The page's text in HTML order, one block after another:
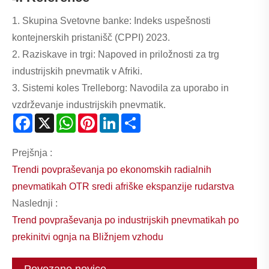
1. Skupina Svetovne banke: Indeks uspešnosti
kontejnerskih pristanišč (CPPI) 2023.
2. Raziskave in trgi: Napoved in priložnosti za trg
industrijskih pnevmatik v Afriki.
3. Sistemi koles Trelleborg: Navodila za uporabo in
vzdrževanje industrijskih pnevmatik.
Facebook
X WhatsAppPinterestLinkedIn
Prejšnja :
Trendi povpraševanja po ekonomskih radialnih
pnevmatikah OTR sredi afriške ekspanzije rudarstva
Naslednji :
Trend povpraševanja po industrijskih pnevmatikah po
prekinitvi ognja na Bližnjem vzhodu